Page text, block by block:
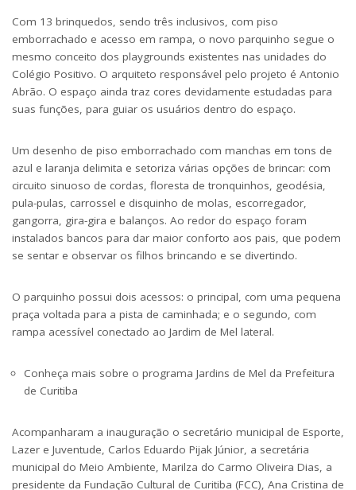
Com 13 brinquedos, sendo três inclusivos, com piso
emborrachado e acesso em rampa, o novo parquinho segue o
mesmo conceito dos playgrounds existentes nas unidades do
Colégio Positivo. O arquiteto responsável pelo projeto é Antonio
Abrão. O espaço ainda traz cores devidamente estudadas para
suas funções, para guiar os usuários dentro do espaço.
Um desenho de piso emborrachado com manchas em tons de
azul e laranja delimita e setoriza várias opções de brincar: com
circuito sinuoso de cordas, floresta de tronquinhos, geodésia,
pula-pulas, carrossel e disquinho de molas, escorregador,
gangorra, gira-gira e balanços. Ao redor do espaço foram
instalados bancos para dar maior conforto aos pais, que podem
se sentar e observar os filhos brincando e se divertindo.
O parquinho possui dois acessos: o principal, com uma pequena
praça voltada para a pista de caminhada; e o segundo, com
rampa acessível conectado ao Jardim de Mel lateral.
Conheça mais sobre o programa Jardins de Mel da Prefeitura
de Curitiba
Acompanharam a inauguração o secretário municipal de Esporte,
Lazer e Juventude, Carlos Eduardo Pijak Júnior, a secretária
municipal do Meio Ambiente, Marilza do Carmo Oliveira Dias, a
presidente da Fundação Cultural de Curitiba (FCC), Ana Cristina de